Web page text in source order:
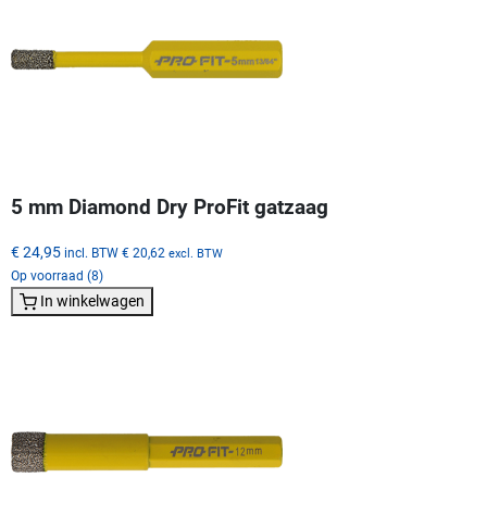
5 mm Diamond Dry ProFit gatzaag
€ 24,95 incl. BTW € 20,62 excl. BTW
Op voorraad (8)
In winkelwagen